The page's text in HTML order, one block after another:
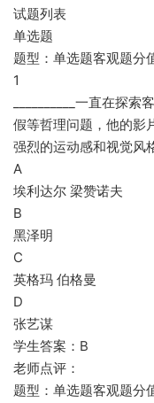
试题列表
单选题
题型：单选题客观题分
1
__________一直在探
假等哲理问题，他的影
强烈的运动感和视觉风
A
埃利达尔 梁赞诺夫
B
黑泽明
C
英格玛 伯格曼
D
张艺谋
学生答案：B
老师点评：
题型：单选题客观题分